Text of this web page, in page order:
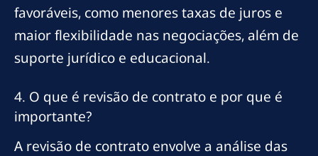
favoráveis, como menores taxas de juros e
maior flexibilidade nas negociações, além de
suporte jurídico e educacional.
4. O que é revisão de contrato e por que é
importante?
A revisão de contrato envolve a análise das